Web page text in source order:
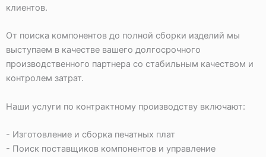
клиентов.
От поиска компонентов до полной сборки изделий мы
выступаем в качестве вашего долгосрочного
производственного партнера со стабильным качеством и
контролем затрат.
Наши услуги по контрактному производству включают:
- Изготовление и сборка печатных плат
- Поиск поставщиков компонентов и управление